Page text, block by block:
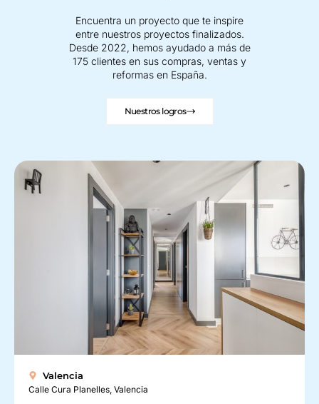
Encuentra un proyecto que te inspire
entre nuestros proyectos finalizados.
Desde 2022, hemos ayudado a más de
175 clientes en sus compras, ventas y
reformas en España.
Nuestros logros
Valencia
Calle Cura Planelles, Valencia